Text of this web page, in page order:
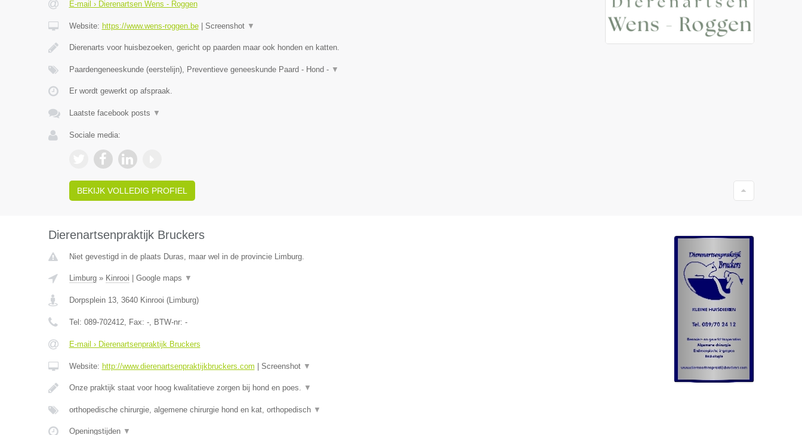
E-mail › Dierenartsen Wens - Roggen
Website: https://www.wens-roggen.be| Screenshot ▼
Dierenarts voor huisbezoeken, gericht op paarden maar ook honden en katten.
Paardengeneeskunde (eerstelijn), Preventieve geneeskunde Paard - Hond - ▼
Er wordt gewerkt op afspraak.
Laatste facebook posts ▼
Sociale media:
BEKIJK VOLLEDIG PROFIEL
Dierenartsenpraktijk Bruckers
Niet gevestigd in de plaats Duras, maar wel in de provincie Limburg.
Limburg» Kinrooi Google maps ▼
Dorpsplein 13, 3640 Kinrooi (Limburg)
Tel: 089-702412, Fax: -, BTW-nr: -
E-mail › Dierenartsenpraktijk Bruckers
Website: http://www.dierenartsenpraktijkbruckers.com Screenshot ▼
Onze praktijk staat voor hoog kwalitatieve zorgen bij hond en poes. ▼
orthopedische chirurgie, algemene chirurgie hond en kat, orthopedisch ▼
Openingstijden ▼